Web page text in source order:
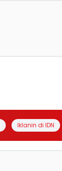
Iklanin di IDN